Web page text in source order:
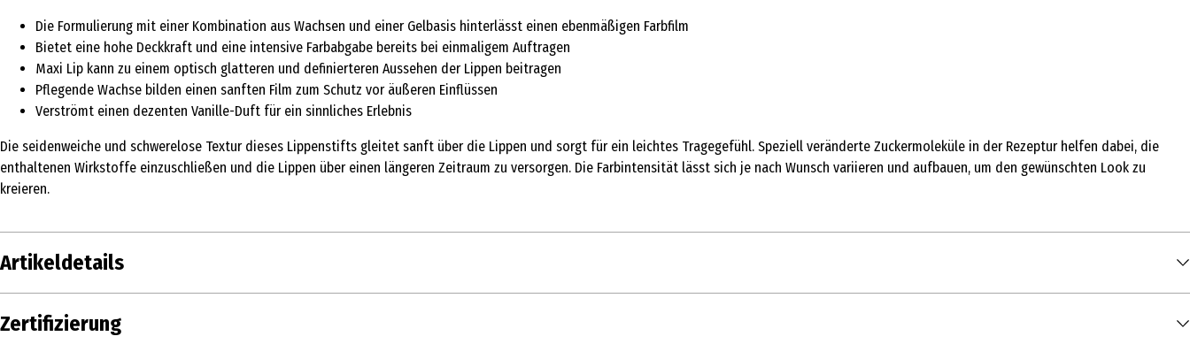
Die Formulierung mit einer Kombination aus Wachsen und einer Gelbasis hinterlässt einen ebenmäßigen Farbfilm
Bietet eine hohe Deckkraft und eine intensive Farbabgabe bereits bei einmaligem Auftragen
Maxi Lip kann zu einem optisch glatteren und definierteren Aussehen der Lippen beitragen
Pflegende Wachse bilden einen sanften Film zum Schutz vor äußeren Einflüssen
Verströmt einen dezenten Vanille-Duft für ein sinnliches Erlebnis
Die seidenweiche und schwerelose Textur dieses Lippenstifts gleitet sanft über die Lippen und sorgt für ein leichtes Tragegefühl. Speziell veränderte Zuckermoleküle in der Rezeptur helfen dabei, die
enthaltenen Wirkstoffe einzuschließen und die Lippen über einen längeren Zeitraum zu versorgen. Die Farbintensität lässt sich je nach Wunsch variieren und aufbauen, um den gewünschten Look zu
kreieren.
Artikeldetails
Inhalt
Zertifizierung